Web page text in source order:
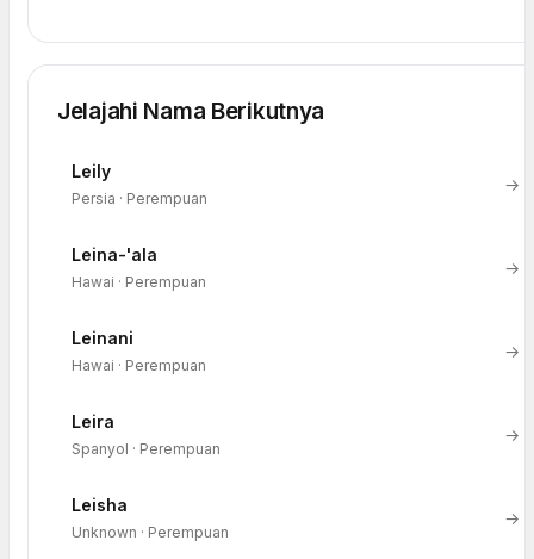
Jelajahi Nama Berikutnya
Leily
Persia · Perempuan
→
Leina-'ala
Hawai · Perempuan
→
Leinani
Hawai · Perempuan
→
Leira
Spanyol · Perempuan
→
Leisha
Unknown · Perempuan
→